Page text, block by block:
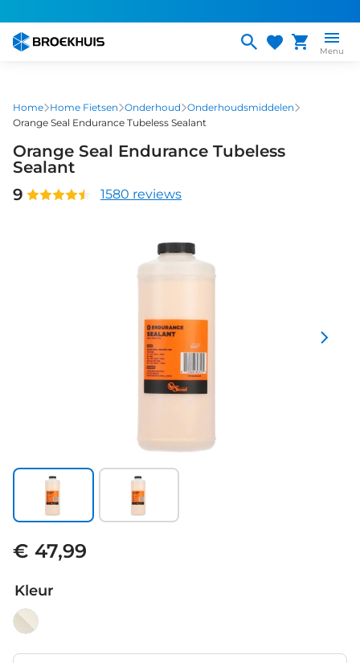
naar
gaan
Menu
Home Home Fietsen Onderhoud Onderhoudsmiddelen
Orange Seal Endurance Tubeless Sealant
Orange Seal Endurance Tubeless
Sealant
9
1580 reviews
€ 47,99
Kleur